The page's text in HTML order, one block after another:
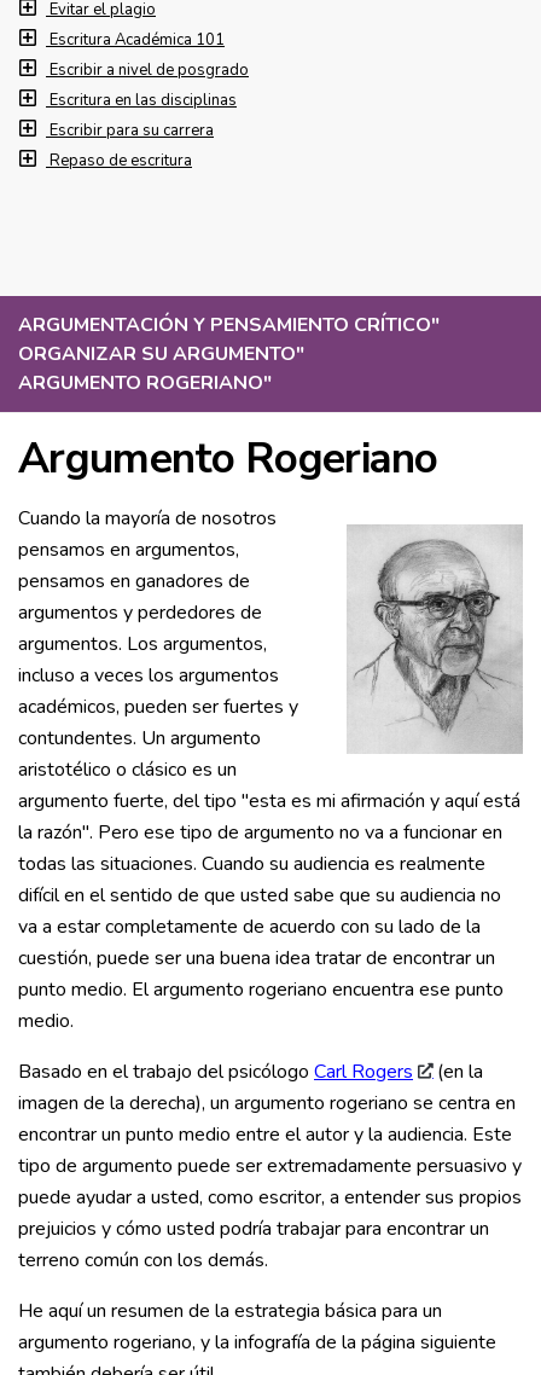
ARGUMENTACIÓN Y PENSAMIENTO CRÍTICO"
ORGANIZAR SU ARGUMENTO"
ARGUMENTO ROGERIANO"
Argumento Rogeriano
Cuando la mayoría de nosotros
pensamos en argumentos,
pensamos en ganadores de
argumentos y perdedores de
argumentos. Los argumentos,
incluso a veces los argumentos
académicos, pueden ser fuertes y
contundentes. Un argumento
aristotélico o clásico es un
argumento fuerte, del tipo "esta es mi afirmación y aquí está
la razón". Pero ese tipo de argumento no va a funcionar en
todas las situaciones. Cuando su audiencia es realmente
difícil en el sentido de que usted sabe que su audiencia no
va a estar completamente de acuerdo con su lado de la
cuestión, puede ser una buena idea tratar de encontrar un
punto medio. El argumento rogeriano encuentra ese punto
medio.
Basado en el trabajo del psicólogo Carl Rogers
(en la
imagen de la derecha), un argumento rogeriano se centra en
encontrar un punto medio entre el autor y la audiencia. Este
tipo de argumento puede ser extremadamente persuasivo y
puede ayudar a usted, como escritor, a entender sus propios
prejuicios y cómo usted podría trabajar para encontrar un
terreno común con los demás.
He aquí un resumen de la estrategia básica para un
argumento rogeriano, y la infografía de la página siguiente
Evitar el plagio
Escritura Académica 101
Escribir a nivel de posgrado
Escritura en las disciplinas
Escribir para su carrera
Repaso de escritura